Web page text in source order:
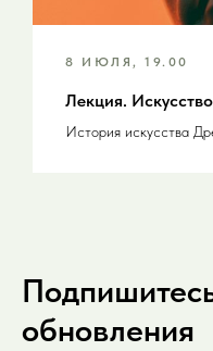
8 ИЮЛЯ, 19.00
Лекция.
История искусства
обновления